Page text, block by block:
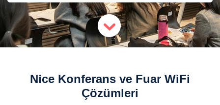
Nice Konferans ve Fuar WiFi
Çözümleri